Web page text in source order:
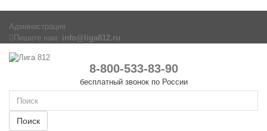
Администрация
Пишите нам: info@liga812.ru
8-800-533-83-90
бесплатный звонок по России
Поиск